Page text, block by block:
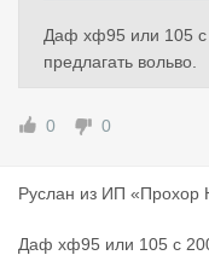
Даф хф95 или 105 с
предлагать вольво.
0 0
Руслан из ИП «Прохор
Даф хф95 или 105 с